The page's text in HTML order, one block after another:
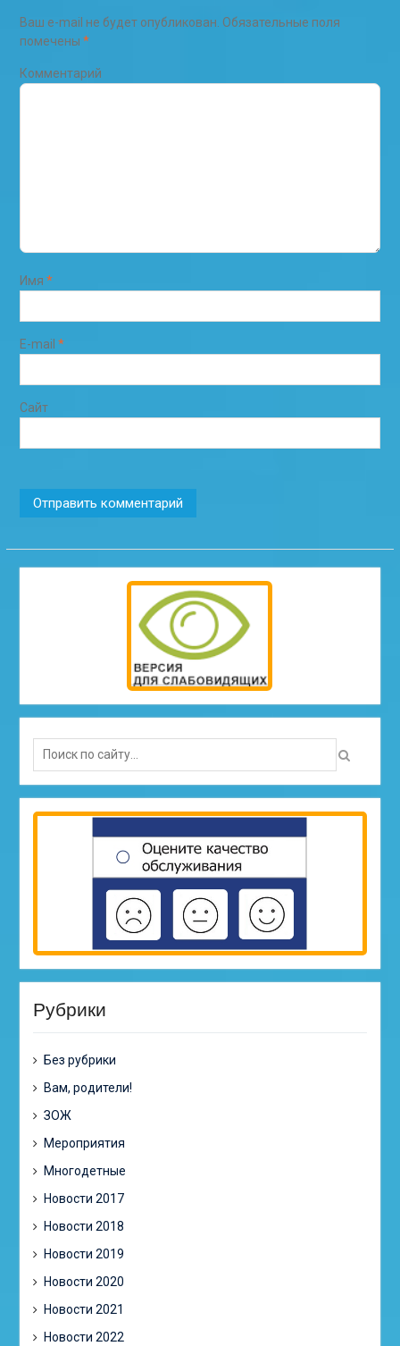
Ваш e-mail не будет опубликован. Обязательные поля
помечены *
Комментарий
Имя *
E-mail *
Сайт
Search
for:
Рубрики
Без рубрики
Вам, родители!
ЗОЖ
Мероприятия
Многодетные
Новости 2017
Новости 2018
Новости 2019
Новости 2020
Новости 2021
Новости 2022